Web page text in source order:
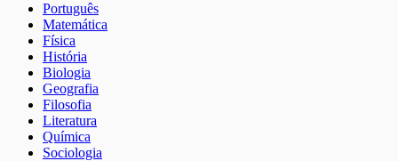
Português
Matemática
Física
História
Biologia
Geografia
Filosofia
Literatura
Química
Sociologia